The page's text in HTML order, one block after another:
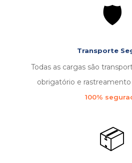
🛡️
Transporte
Todas as cargas são
obrigatório e
100%
📦